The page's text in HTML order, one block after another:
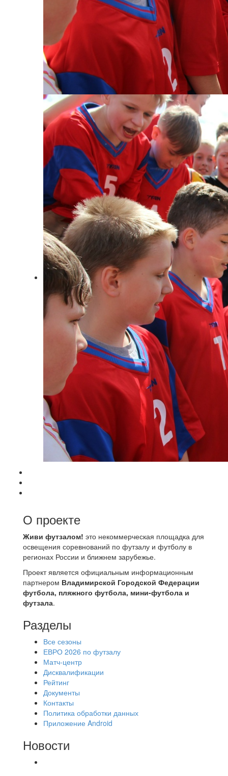
О проекте
Живи футзалом! это некоммерческая площадка для
освещения соревнований по футзалу и футболу в
регионах России и ближнем зарубежье.
Проект является официальным информационным
партнером Владимирской Городской Федерации
футбола, пляжного футбола, мини-футбола и
футзала.
Разделы
Все сезоны
ЕВРО 2026 по футзалу
Матч-центр
Дисквалификации
Рейтинг
Документы
Контакты
Политика обработки данных
Приложение Android
Новости